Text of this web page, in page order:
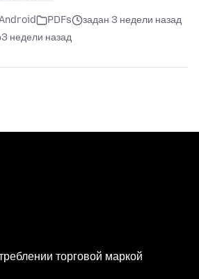
PDFs
задан 3 недели назад
3 недели назад
торговой маркой